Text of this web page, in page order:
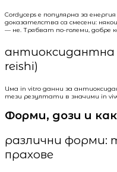
Cordyceps е популярна за
доказателства са смесени:
— не. Трябват по-големи, добре
антиоксидантна
reishi)
Има in vitro данни за
тези резултати в значими in
Форми, дози и
различни форми:
прахове